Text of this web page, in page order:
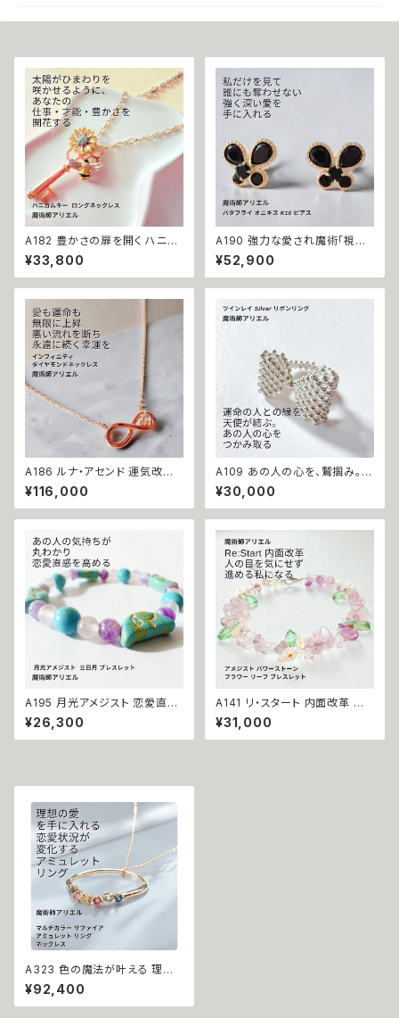
A182 豊かさの扉を開く ハニカ
ムキー 太陽開花の仕事運・生業
守護 才能開花 ロングネックレ
ス 魔術師アリエル 魔術 金運 仕
魔術 占い おまじない 成就 お守
り ひまわり 鍵 蜂
¥33,800
A190 強力な愛され魔術「視線
封印」執愛の蝶 私以外見ないで
狂おしいほど愛されたい 浮気防
止 バタフライ オニキス K10 ピ
占欲 独り占め 視線 愛され力
好かれる 気持ちを繋ぎ止める
ン パワーストーン ストラップ 叶
う 魔術アクセサリー 成就 恋愛
¥52,900
A186 ルナ・アセンド 運気改善
永遠の幸運を結ぶ フルムーン魔
術 開運 インフィニティ ダイヤモ
ンド 0.01ct K10 ネックレス 魔
願い 叶う 恋愛運 縁結び 限定
無限 ジュエリー ペンダント パ
ワーストーン
¥116,000
A109 あの人の心を、鷲掴み。キ
ューピッドの矢【ツインレイ・片
思い・結婚】リボン リング 魔術
師アリエル Silver925 恋愛運
い 恋愛 略奪 チャンス 開運 本
物 強力 誕生石
¥30,000
A195 月光アメジスト 恋愛直感
天然石 三日月 ブレスレット あ
の人の本音を感じ取る 関係進
展・引き寄せ・恋愛運アップ 魔術
ジスト ターコイズ ハウライト 恋
運気アップ 縁結び 御守り
¥26,300
A141 リ・スタート 内面改革 他
人の評価から自由になる アメジ
スト パワーストーン フラワー リ
ーフ ブレスレット 開運 運気上
¥31,000
A323 色の魔法が叶える 理想
の愛 マルチカラー サファイア ア
ミュレット リング ネックレス 魔
術師アリエル 指輪 K10 引寄せ
¥92,400